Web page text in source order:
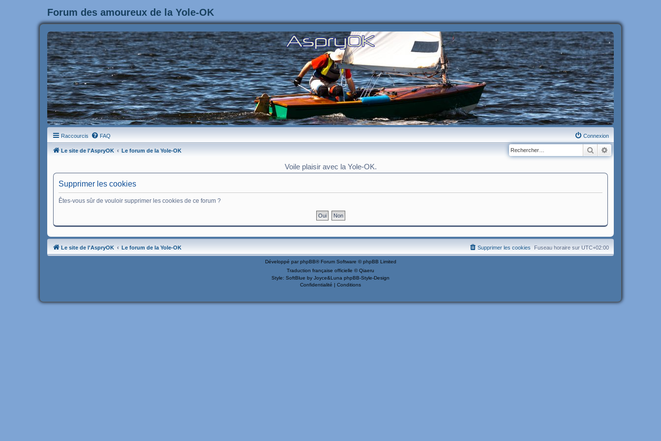
Forum des amoureux de la Yole-OK
Raccourcis FAQ Connexion
Le site de l'AspryOK Le forum de la Yole-OK Rechercher
Voile plaisir avec la Yole-OK.
Supprimer les cookies
Êtes-vous sûr de vouloir supprimer les cookies de ce forum ?
Le site de l'AspryOK Le forum de la Yole-OK Fuseau horaire sur UTC+02:00
Supprimer les cookies
Développé par phpBB® Forum Software © phpBB Limited
Traduction française officielle ©Qiaeru
Style: SoftBlue by Joyce&Luna phpBB-Style-Design
Confidentialité | Conditions